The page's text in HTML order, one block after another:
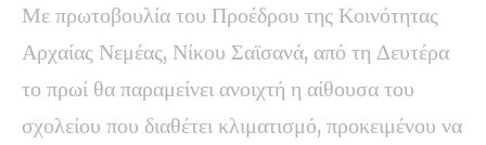
Με πρωτοβουλία του Προέδρου της Κοινότητας
Αρχαίας Νεμέας, Νίκου Σαϊσανά, από τη Δευτέρα
το πρωί θα παραμείνει ανοιχτή η αίθουσα του
σχολείου που διαθέτει κλιματισμό, προκειμένου να